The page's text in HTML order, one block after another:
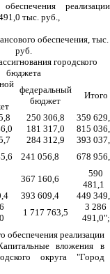
реализации
тыс. руб.,
обеспечения, тыс.
руб.
городского
бюджета
федеральный
бюджет
Итого
250 306,8
359
181 317,0
815
284 312,9
393
,6 241 056,8 678 956,
367 160,6
590
481,1
393 609,4
449
0
1 717 763,5
3 286
491,0";
обеспечения реализации
вложения в
округа "Город